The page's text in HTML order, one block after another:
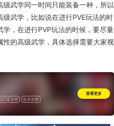
武学同一时间只能装备一种，所以
武学，比如说在进行PVE玩法的时
，在进行PVP玩法的时候，要尽量
的高级武学，具体选择需要大家视
2D 卡牌 道具收费
查看更多